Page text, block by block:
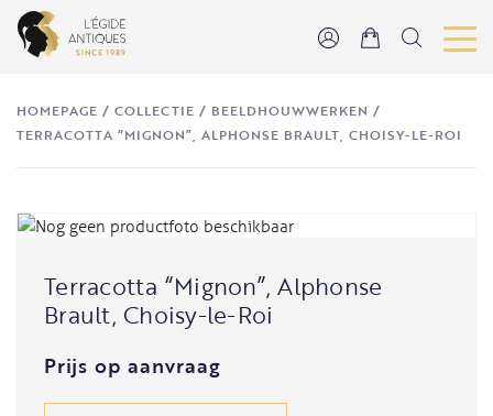
HOMEPAGE /COLLECTIE / BEELDHOUWWERKEN /
TERRACOTTA “MIGNON”, ALPHONSE BRAULT, CHOISY-LE-ROI
Terracotta “Mignon”, Alphonse
Brault, Choisy-le-Roi
Prijs op aanvraag